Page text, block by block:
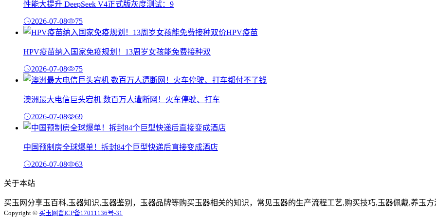
性能大提升 DeepSeek V4正式版灰度测试：9
2026-07-08 75
HPV疫苗纳入国家免疫规划！13周岁女孩能免费接种双
2026-07-08 75
澳洲最大电信巨头宕机 数百万人遭断网！火车停驶、打车
2026-07-08 69
中国预制房全球爆单！拆封84个巨型快递后直接变成酒店
2026-07-08 63
关于本站
买玉网分享玉百科,玉器知识,玉器鉴别，玉器品牌等购买玉器相关的知识，常见玉器的生产流程工艺,购买技巧,玉器佩戴,养玉方
Copyright © 买玉网晋ICP备17011136号-31